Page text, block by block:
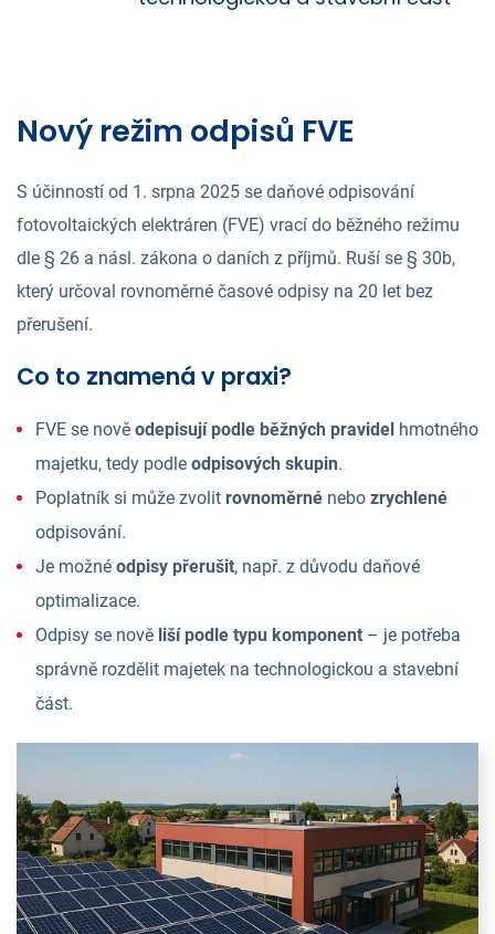
Nový režim odpisů FVE
S účinností od 1. srpna 2025 se daňové odpisování
fotovoltaických elektráren (FVE) vrací do běžného režimu
dle § 26 a násl. zákona o daních z příjmů. Ruší se § 30b,
který určoval rovnoměrné časové odpisy na 20 let bez
přerušení.
Co to znamená v praxi?
FVE se nově odepisují podle běžných pravidel hmotného
majetku, tedy podle odpisových skupin.
Poplatník si může zvolit rovnoměrné nebo zrychlené
odpisování.
Je možné odpisy přerušit, např. z důvodu daňové
optimalizace.
Odpisy se nově liší podle typu komponent – je potřeba
správně rozdělit majetek na technologickou a stavební
část.